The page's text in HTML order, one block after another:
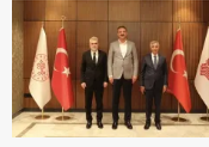
dönemin ön
başladı.